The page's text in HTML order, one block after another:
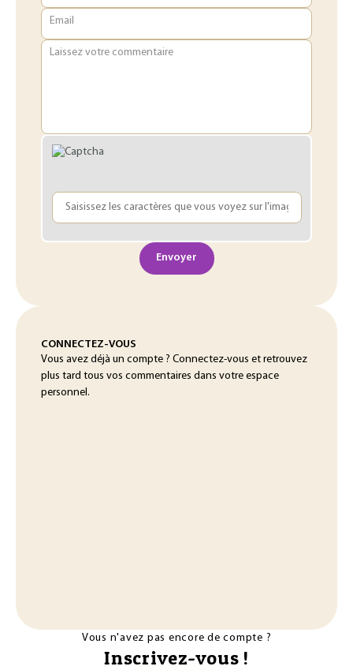
Email
Laissez votre commentaire
Envoyer
CONNECTEZ-VOUS
Vous avez déjà un compte ? Connectez-vous et retrouvez
plus tard tous vos commentaires dans votre espace
personnel.
Vous n'avez pas encore de compte ?
Inscrivez-vous !